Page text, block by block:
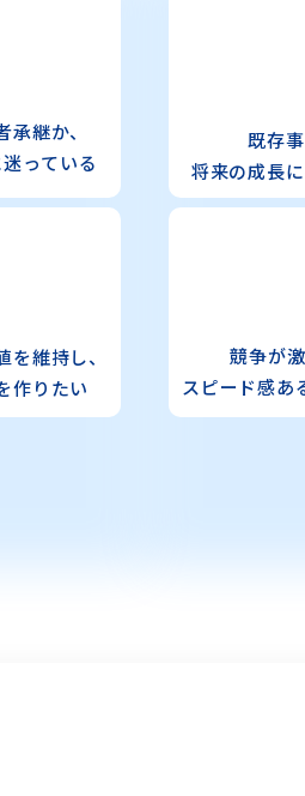
承継か、
っている
維持し、
作りたい
既存
将来の成長に
競争が
スピード感あ